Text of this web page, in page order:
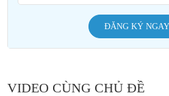
ĐĂNG KÝ NGAY
VIDEO CÙNG CHỦ ĐỀ